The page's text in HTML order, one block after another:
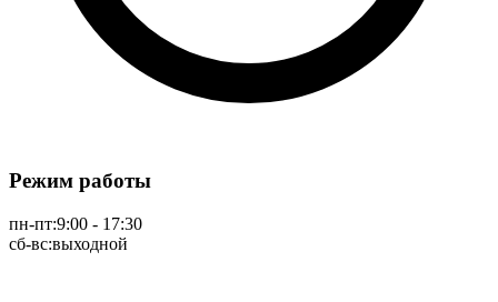
Режим работы
пн-пт:9:00 - 17:30
сб-вс:выходной